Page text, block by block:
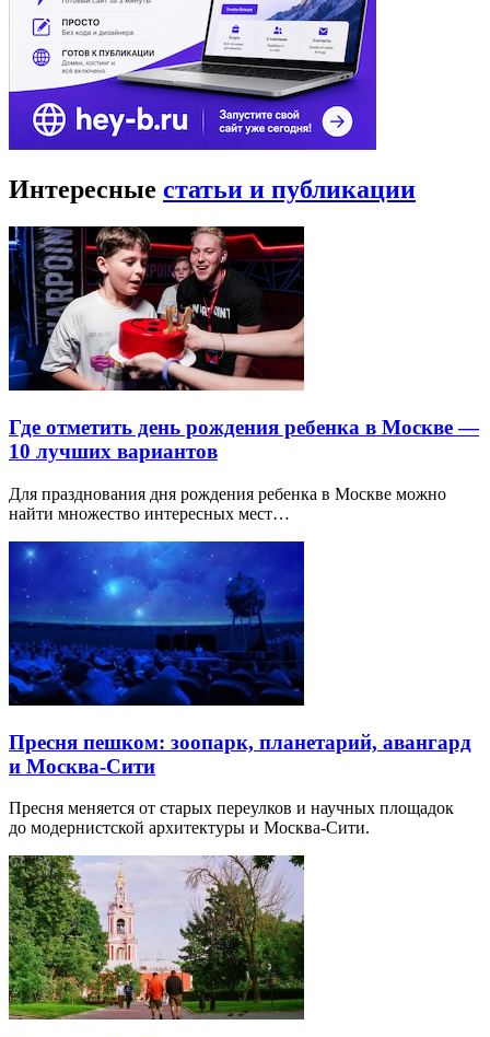
Интересные статьи и публикации
Где отметить день рождения ребенка в Москве —
10 лучших вариантов
Для празднования дня рождения ребенка в Москве можно
найти множество интересных мест…
Пресня пешком: зоопарк, планетарий, авангард
и Москва-Сити
Пресня меняется от старых переулков и научных площадок
до модернистской архитектуры и Москва-Сити.